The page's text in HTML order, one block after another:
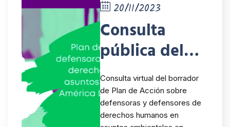
20/11/2023
Consulta
pública del
borrador del
plan de
acción sobre
Consulta virtual del borrador
de Plan de Acción sobre
defensoras y defensores de
derechos humanos en